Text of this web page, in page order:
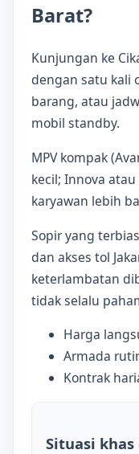
Barat?
Kunjungan ke
dengan satu kali
barang, atau
mobil standby.
MPV kompak
kecil; Innova
karyawan lebih
Sopir yang
dan akses tol
keterlambatan
tidak selalu
Harga
Armada
Kontrak
Situasi